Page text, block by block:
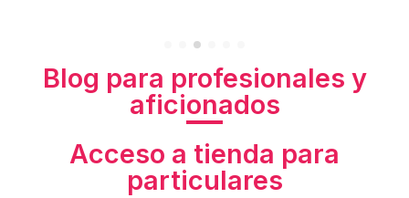
Blog para profesionales y
aficionados
Acceso a tienda para
particulares